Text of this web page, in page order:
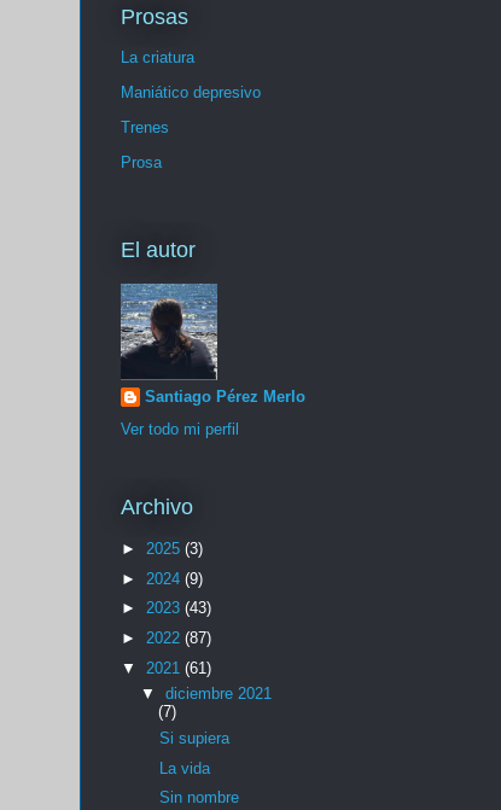
Prosas
La criatura
Maniático depresivo
Trenes
Prosa
El autor
Santiago Pérez Merlo
Ver todo mi perfil
Archivo
► 2025 (3)
► 2024 (9)
► 2023 (43)
► 2022 (87)
▼ 2021 (61)
▼ diciembre 2021
(7)
Si supiera
La vida
Sin nombre